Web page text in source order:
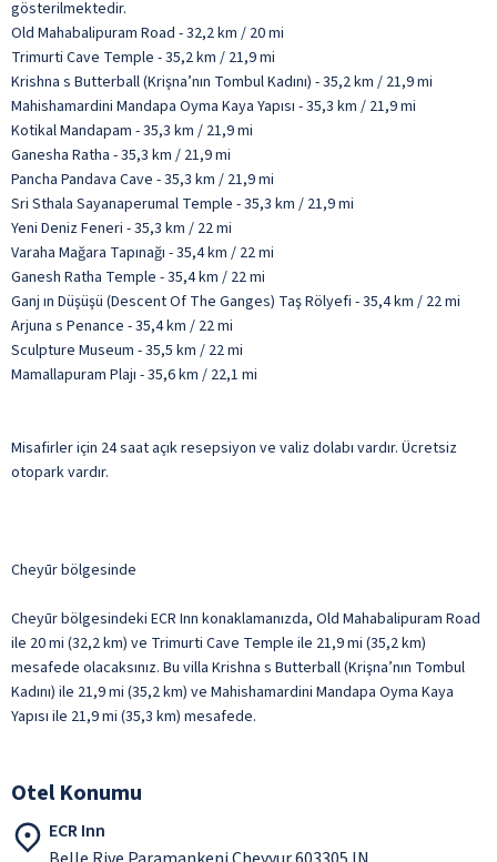
gösterilmektedir.
Old Mahabalipuram Road - 32,2 km / 20 mi
Trimurti Cave Temple - 35,2 km / 21,9 mi
Krishna s Butterball (Krişna’nın Tombul Kadını) - 35,2 km / 21,9 mi
Mahishamardini Mandapa Oyma Kaya Yapısı - 35,3 km / 21,9 mi
Kotikal Mandapam - 35,3 km / 21,9 mi
Ganesha Ratha - 35,3 km / 21,9 mi
Pancha Pandava Cave - 35,3 km / 21,9 mi
Sri Sthala Sayanaperumal Temple - 35,3 km / 21,9 mi
Yeni Deniz Feneri - 35,3 km / 22 mi
Varaha Mağara Tapınağı - 35,4 km / 22 mi
Ganesh Ratha Temple - 35,4 km / 22 mi
Ganj ın Düşüşü (Descent Of The Ganges) Taş Rölyefi - 35,4 km / 22 mi
Arjuna s Penance - 35,4 km / 22 mi
Sculpture Museum - 35,5 km / 22 mi
Mamallapuram Plajı - 35,6 km / 22,1 mi
Misafirler için 24 saat açık resepsiyon ve valiz dolabı vardır. Ücretsiz
otopark vardır.
Cheyūr bölgesinde
Cheyūr bölgesindeki ECR Inn konaklamanızda, Old Mahabalipuram Road
ile 20 mi (32,2 km) ve Trimurti Cave Temple ile 21,9 mi (35,2 km)
mesafede olacaksınız. Bu villa Krishna s Butterball (Krişna’nın Tombul
Kadını) ile 21,9 mi (35,2 km) ve Mahishamardini Mandapa Oyma Kaya
Yapısı ile 21,9 mi (35,3 km) mesafede.
Otel Konumu
ECR Inn